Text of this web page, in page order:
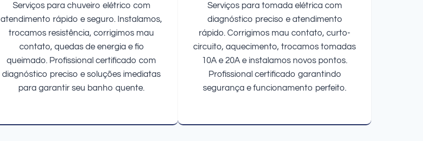
Serviços para chuveiro elétrico com
atendimento rápido e seguro. Instalamos,
trocamos resistência, corrigimos mau
contato, quedas de energia e fio
queimado. Profissional certificado com
diagnóstico preciso e soluções imediatas
para garantir seu banho quente.
Serviços para tomada elétrica com
diagnóstico preciso e atendimento
rápido. Corrigimos mau contato, curto-
circuito, aquecimento, trocamos tomadas
10A e 20A e instalamos novos pontos.
Profissional certificado garantindo
segurança e funcionamento perfeito.